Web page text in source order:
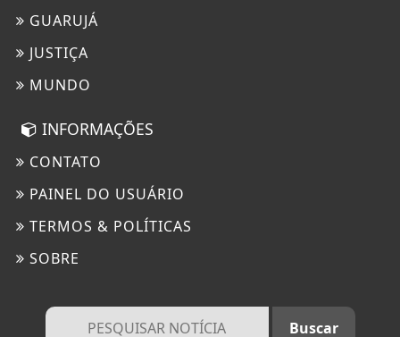
GUARUJÁ
JUSTIÇA
MUNDO
INFORMAÇÕES
CONTATO
PAINEL DO USUÁRIO
TERMOS & POLÍTICAS
SOBRE